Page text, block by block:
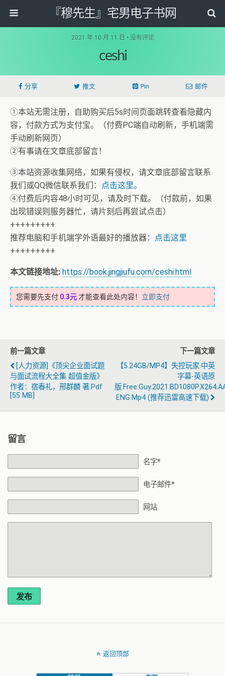
『穆先生』宅男电子书网
2021 年 10 月 11 日 • 没有评论
ceshi
分享 推文 Pin 邮件
①本站无需注册，自助购买后5s时间页面跳转查看隐藏内
容，付款方式为支付宝。（付费PC端自动刷新，手机端需
手动刷新网页）
②有事请在文章底部留言！
③本站资源收集网络，如果有侵权，请文章底部留言联系
我们或QQ微信联系我们：
点击这里。
④付费后内容48小时可见，请及时下载。（付款前，如果
出现错误则服务器忙，请片刻后再尝试点击）
+++++++++
推荐电脑和手机端学外语最好的播放器：
点击这里
+++++++++
本文链接地址: https://book.jingjiufu.com/ceshi.html
您需要先支付 0.3元 才能查看此处内容！ 立即支付
前一篇文章
[人力资源]《顶尖企业面试题
与面试流程大全集 超值金版》
作者：宿春礼，邢群麟 著.pdf
[55 MB]
下一篇文章
【5.24GB/MP4】失控玩家.中英
字幕-英语原
版
ENG.mp4 (推荐迅雷高速下载)
留言
名字*
电子邮件*
网站
发布
返回顶部